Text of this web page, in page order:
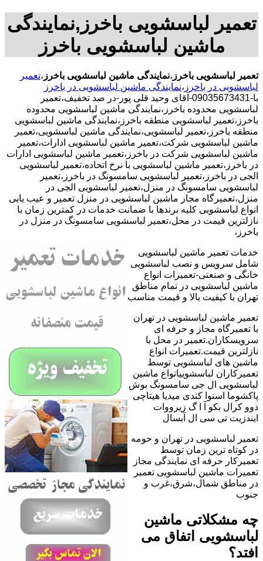
تعمیر لباسشویی باخرز,نمایندگی
ماشین لباسشویی باخرز
تعمیر لباسشویی باخرز ،نمایندگی ماشین لباسشویی باخرز ،تعمیر
لباسشویی در باخرز ،نمایندگی ماشین لباسشویی در باخرز
با-09035673431-آقای وحید قلی پور-در صد تخفیف،تعمیر
لباسشویی محدوده باخرز،نمایندگی ماشین لباسشویی محدوده
باخرز،تعمیر لباسشویی منطقه باخرز،نمایندگی ماشین لباسشویی
منطقه باخرز،تعمیر لباسشویی،نمایندگی ماشین لباسشویی،تعمیر
ماشین لباسشویی شرکت،تعمیر ماشین لباسشویی ادارات،تعمیر
ماشین لباسشویی شرکت در باخرز،تعمیر ماشین لباسشویی ادارات
در باخرز،تعمیر ماشین لباسشویی با نرخ اتحاده،تعمیر لباسشویی
الجی در باخرز،تعمیر لباسشویی سامسونگ در باخرز،تعمیر
لباسشویی سامسونگ در منزل،تعمیر لباسشویی الجی در
منزل،تعمیرگاه مجاز ماشین لباسشویی در منزل تعمیر و عیب یابی
انواع لباسشویی کلیه برندها با ضمانت خدمات در کمترین زمان با
نازلترین قیمت در محل،تعمیر لباسشویی سامسونگ در منزل در
باخرز،
خدمات تعمیر ماشین لباسشویی
شامل سرویس و نصب لباسشویی
خانگی و صنعتی-تعمیرات انواع
ماشین لباسشویی در تمام مناطق
تهران با کیفیت بالا و قیمت مناسب
تعمیر ماشین لباسشویی در تهران
با تعمیرگاه مجاز و حرفه ای
سرویسکاران.تعمیر در محل با
نازلترین قیمت.تعمیرات انواع
ماشین های لباسشویی توسط
تعمیرکاران لباسشوییانواع ماشین
لباسشویی ال جی سامسونگ بوش
پاکشوما اسنوا کندی میدیا هیتاچی
دوو کرال بکو آ ا گ زیرووات
ایندزیت تی سی ال آبسال
تعمیر لباسشویی در تهران و حومه
در کوتاه ترین زمان توسط
تعمیرکار حرفه ای نمایندگی مجاز
تعمیرات ماشین لباسشویی تعمیر
در مناطق شمال،شرق،غرب و
جنوب
چه مشکلاتی ماشین
لباسشویی اتفاق می
افتد؟